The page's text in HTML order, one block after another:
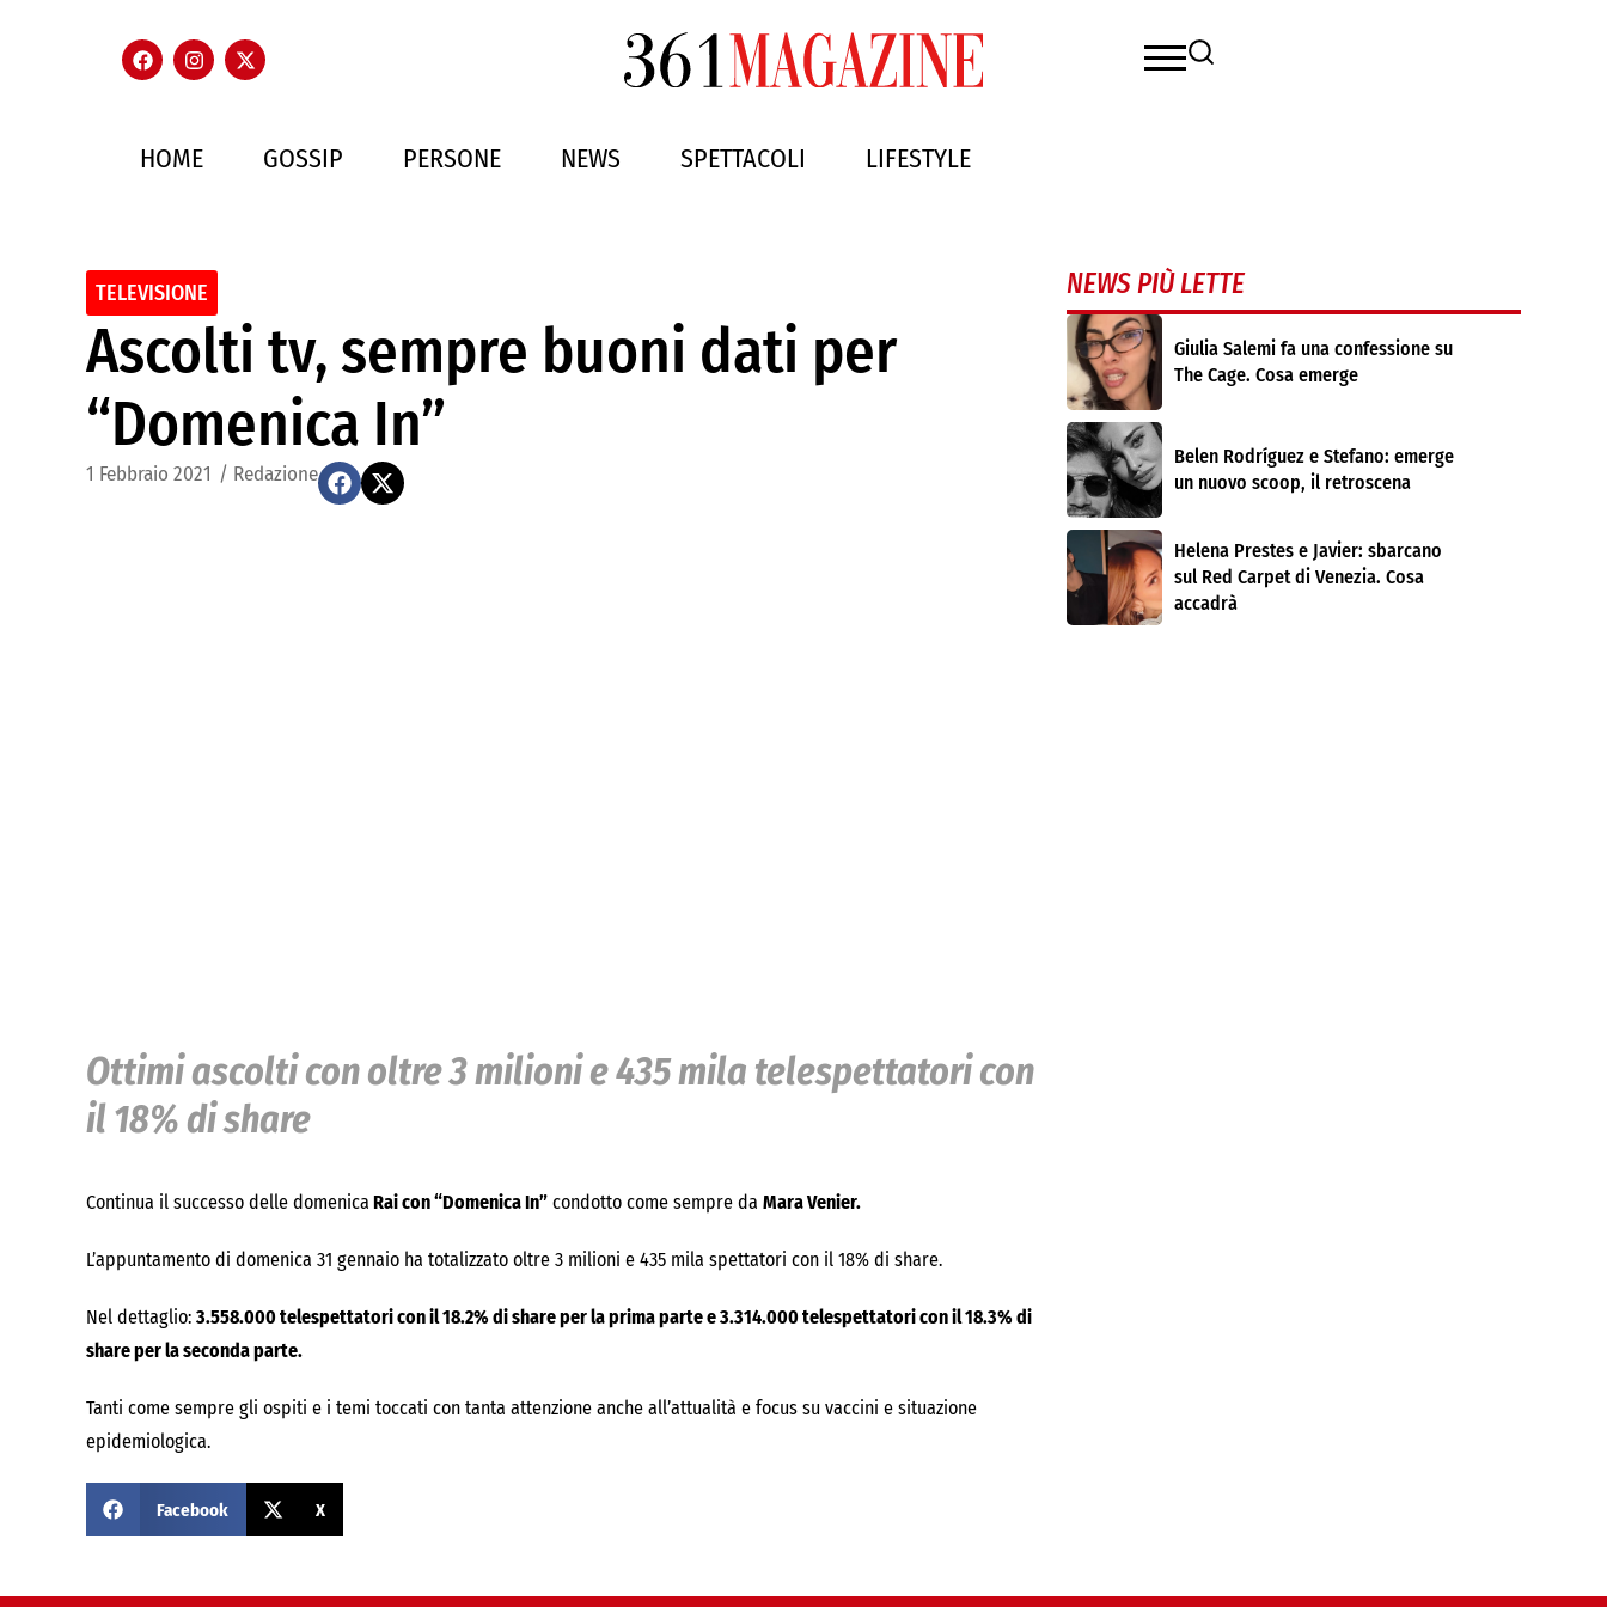
HOME GOSSIP PERSONE NEWS SPETTACOLI LIFESTYLE
TELEVISIONE
Ascolti tv, sempre buoni dati per
“Domenica In”
1 Febbraio 2021 / Redazione
Ottimi ascolti con oltre 3 milioni e 435 mila telespettatori con
il 18% di share
Continua il successo delle domenica Rai con “Domenica In” condotto come sempre da Mara Venier.
L’appuntamento di domenica 31 gennaio ha totalizzato oltre 3 milioni e 435 mila spettatori con il 18% di share.
Nel dettaglio: 3.558.000 telespettatori con il 18.2% di share per la prima parte e 3.314.000 telespettatori con il 18.3% di
share per la seconda parte.
Tanti come sempre gli ospiti e i temi toccati con tanta attenzione anche all’attualità e focus su vaccini e situazione
epidemiologica.
Facebook X
NEWS PIÙ LETTE
Giulia Salemi fa una confessione su
The Cage. Cosa emerge
Belen Rodríguez e Stefano: emerge
un nuovo scoop, il retroscena
Helena Prestes e Javier: sbarcano
sul Red Carpet di Venezia. Cosa
accadrà